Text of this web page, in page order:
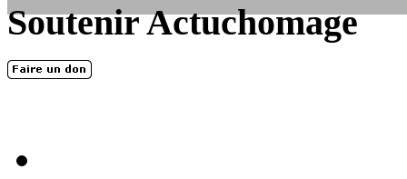
LES FONDATEURS
En 2004, une dizaine de personnes contribuèrent au lancement de
Soutenir Actuchomage